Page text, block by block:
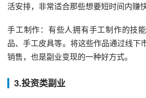
活安排，非常适合那些想要短时间内赚
手工制作：有些人拥有手工制作的技
品、手工皮具等。将这些作品通过线下
销售，也是副业变现的一种好方式。
3.投资类副业